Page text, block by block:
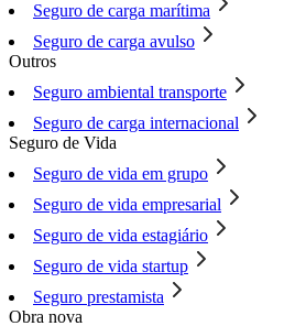
Seguro de carga marítima
Seguro de carga avulso
Outros
Seguro ambiental transporte
Seguro de carga internacional
Seguro de Vida
Seguro de vida em grupo
Seguro de vida empresarial
Seguro de vida estagiário
Seguro de vida startup
Seguro prestamista
Obra nova